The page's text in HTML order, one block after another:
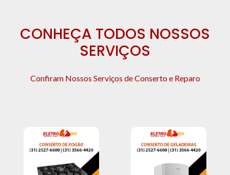
CONHEÇA TODOS NOSSOS
SERVIÇOS
Confiram Nossos Serviços de Conserto e Reparo